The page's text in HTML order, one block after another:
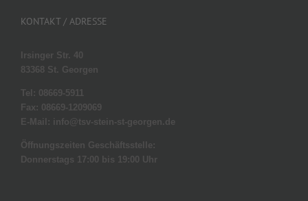
KONTAKT / ADRESSE
Irsinger Str. 40
83368 St. Georgen
Tel: 08669-5911
Fax: 08669-1209069
E-Mail: info@tsv-stein-st-georgen.de
Öffnungszeiten Geschäftsstelle:
Donnerstags 17:00 bis 19:00 Uhr